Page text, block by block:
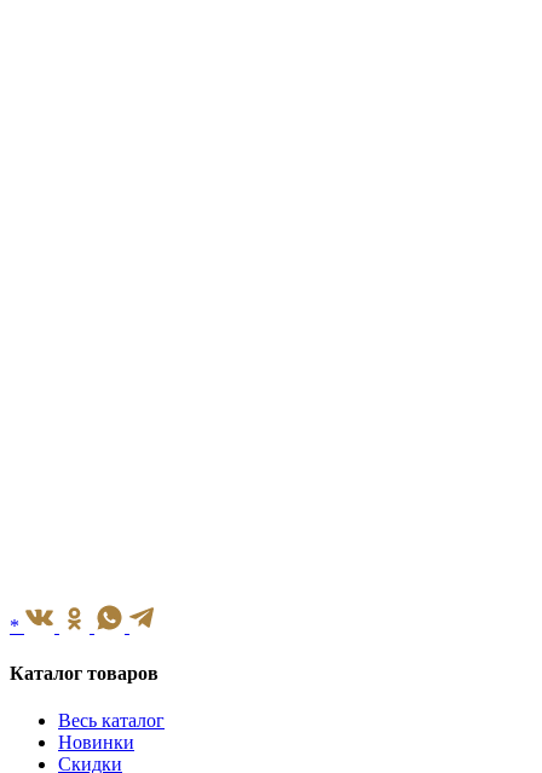
*
Каталог товаров
Весь каталог
Новинки
Скидки